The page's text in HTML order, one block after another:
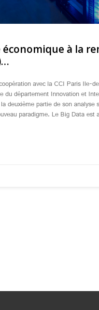
économique à la
avec la CCI Paris Ile-
du département Innovation et
deuxième partie de son
paradigme. Le Big Data est